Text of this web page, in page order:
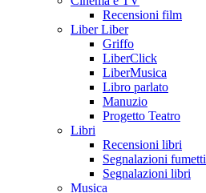
Recensioni film
Liber Liber
Griffo
LiberClick
LiberMusica
Libro parlato
Manuzio
Progetto Teatro
Libri
Recensioni libri
Segnalazioni fumetti
Segnalazioni libri
Musica